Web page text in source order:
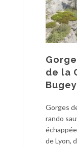
de la
Bugey
Gorges
rando
de Lyon,